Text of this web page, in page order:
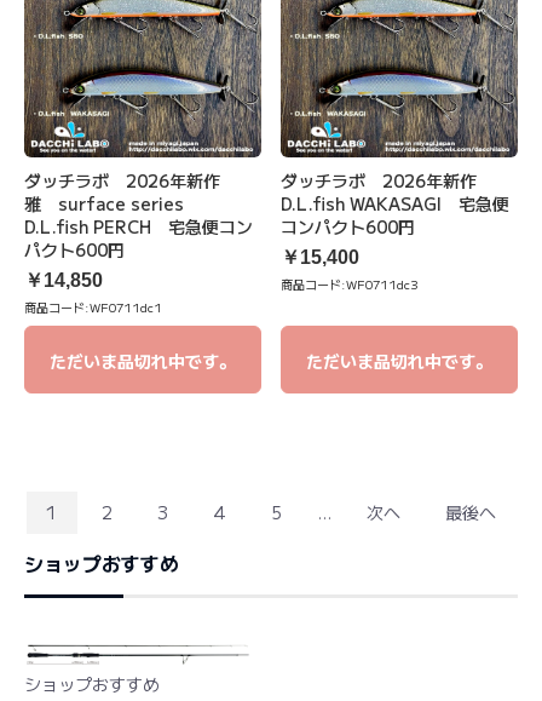
ダッチラボ 2026年新作
雅 surface series
D.L.fish PERCH 宅急便コン
パクト600円
￥14,850
商品コード:WF0711dc1
ただいま品切れ中です。
ダッチラボ 2026年新作
D.L.fish WAKASAGI 宅急便
コンパクト600円
￥15,400
商品コード:WF0711dc3
ただいま品切れ中です。
1 2 3 4 5 ... 次へ 最後へ
ショップおすすめ
ショップおすすめ